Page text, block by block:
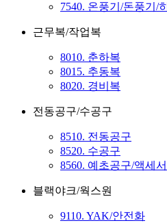
7540. 온풍기/돈풍기/
근무복/작업복
8010. 춘하복
8015. 추동복
8020. 경비복
전동공구/수공구
8510. 전동공구
8520. 수공구
8560. 예초공구/액세서
블랙야크/웍스원
9110. YAK/안전화